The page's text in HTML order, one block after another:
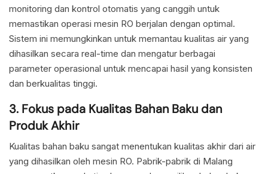
monitoring dan kontrol otomatis yang canggih untuk
memastikan operasi mesin RO berjalan dengan optimal.
Sistem ini memungkinkan untuk memantau kualitas air yang
dihasilkan secara real-time dan mengatur berbagai
parameter operasional untuk mencapai hasil yang konsisten
dan berkualitas tinggi.
3. Fokus pada Kualitas Bahan Baku dan
Produk Akhir
Kualitas bahan baku sangat menentukan kualitas akhir dari air
yang dihasilkan oleh mesin RO. Pabrik-pabrik di Malang